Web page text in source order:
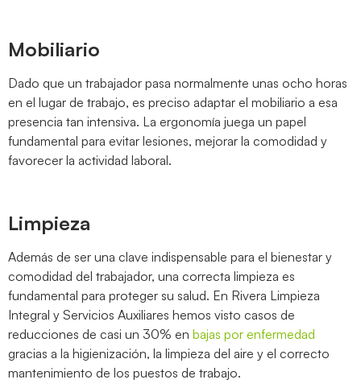
Mobiliario
Dado que un trabajador pasa normalmente unas ocho horas
en el lugar de trabajo, es preciso adaptar el mobiliario a esa
presencia tan intensiva. La ergonomía juega un papel
fundamental para evitar lesiones, mejorar la comodidad y
favorecer la actividad laboral.
Limpieza
Además de ser una clave indispensable para el bienestar y
comodidad del trabajador, una correcta limpieza es
fundamental para proteger su salud. En Rivera Limpieza
Integral y Servicios Auxiliares hemos visto casos de
reducciones de casi un 30% en bajas por enfermedad
gracias a la higienización, la limpieza del aire y el correcto
mantenimiento de los puestos de trabajo.